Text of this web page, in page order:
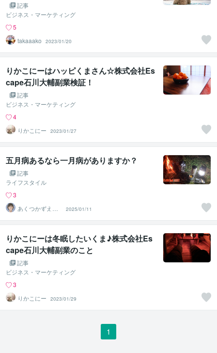
記事
ビジネス・マーケティング
5
takaaako
2023/01/20
りかこにーはハッピくまさん☆株式会社Es
cape石川大輔副業検証！
記事
ビジネス・マーケティング
4
りかこにー
2023/01/27
五月病あるなら一月病がありますか？
記事
ライフスタイル
3
あくつかずえア
ドラー流メンタ
ルトレーナー
2025/01/11
りかこにーは冬眠したいくま♪株式会社Es
cape石川大輔副業のこと
記事
ビジネス・マーケティング
3
りかこにー
2023/01/29
1